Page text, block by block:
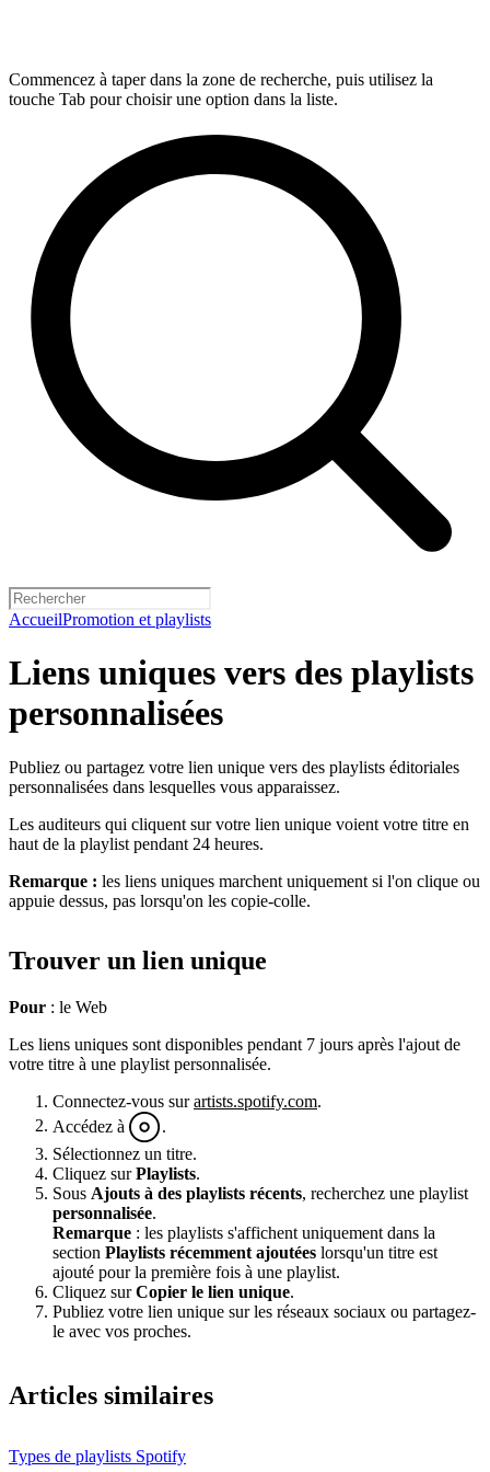
Commencez à taper dans la zone de recherche, puis utilisez la
touche Tab pour choisir une option dans la liste.
AccueilPromotion et playlists
Liens uniques vers des playlists
personnalisées
Publiez ou partagez votre lien unique vers des playlists éditoriales
personnalisées dans lesquelles vous apparaissez.
Les auditeurs qui cliquent sur votre lien unique voient votre titre en
haut de la playlist pendant 24 heures.
Remarque : les liens uniques marchent uniquement si l'on clique ou
appuie dessus, pas lorsqu'on les copie-colle.
Trouver un lien unique
Pour : le Web
Les liens uniques sont disponibles pendant 7 jours après l'ajout de
votre titre à une playlist personnalisée.
Connectez-vous surartists.spotify.com.
Accédez à
Sélectionnez un titre.
Cliquez surPlaylists.
Sous Ajouts à des playlists récents, recherchez une playlist
personnalisée.
Remarque : les playlists s'affichent uniquement dans la
section Playlists récemment ajoutées lorsqu'un titre est
ajouté pour la première fois à une playlist.
Cliquez surCopier le lien unique.
Publiez votre lien unique sur les réseaux sociaux ou partagez-
le avec vos proches.
Articles similaires
Types de playlists Spotify